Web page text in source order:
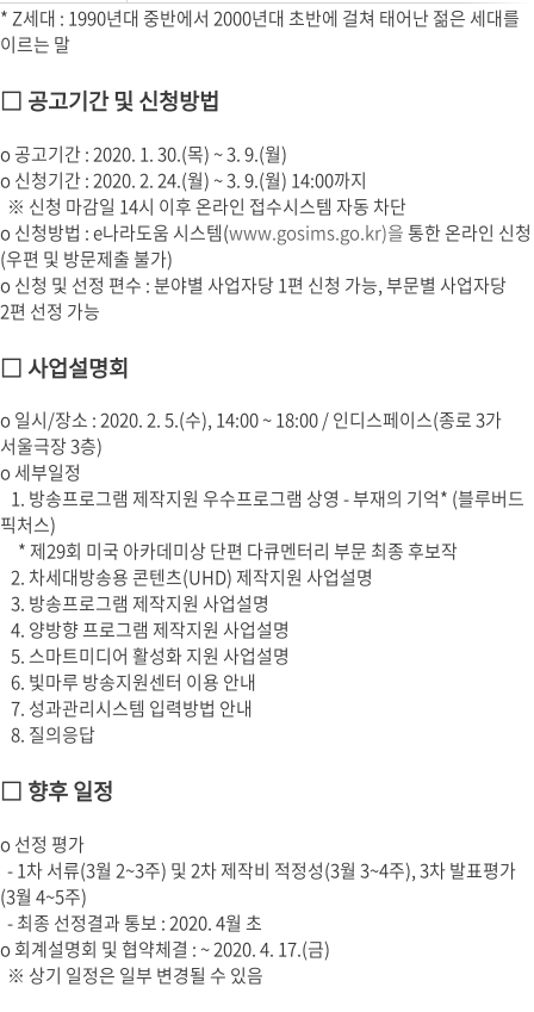
* Z세대 : 1990년대 중반에서 2000년대 초반에 걸쳐 태어난 젊은 세대를
이르는 말
□ 공고기간 및 신청방법
o 공고기간 : 2020. 1. 30.(목) ~ 3. 9.(월)
o 신청기간 : 2020. 2. 24.(월) ~ 3. 9.(월) 14:00까지
※ 신청 마감일 14시 이후 온라인 접수시스템 자동 차단
o 신청방법 : e나라도움 시스템(www.gosims.go.kr)을통한 온라인 신청
(우편 및 방문제출 불가)
o 신청 및 선정 편수 : 분야별 사업자당 1편 신청 가능, 부문별 사업자당
2편 선정 가능
□ 사업설명회
o 일시/장소 : 2020. 2. 5.(수), 14:00 ~ 18:00 / 인디스페이스(종로 3가
서울극장 3층)
o 세부일정
1. 방송프로그램 제작지원 우수프로그램 상영 - 부재의 기억* (블루버드
픽처스)
* 제29회 미국 아카데미상 단편 다큐멘터리 부문 최종 후보작
2. 차세대방송용 콘텐츠(UHD) 제작지원 사업설명
3. 방송프로그램 제작지원 사업설명
4. 양방향 프로그램 제작지원 사업설명
5. 스마트미디어 활성화 지원 사업설명
6. 빛마루 방송지원센터 이용 안내
7. 성과관리시스템 입력방법 안내
8. 질의응답
□ 향후 일정
o 선정 평가
- 1차 서류(3월 2~3주) 및 2차 제작비 적정성(3월 3~4주), 3차 발표평가
(3월 4~5주)
- 최종 선정결과 통보 : 2020. 4월 초
o 회계설명회 및 협약체결 : ~ 2020. 4. 17.(금)
※ 상기 일정은 일부 변경될 수 있음